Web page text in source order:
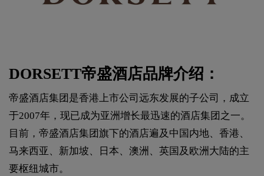
DORSETT帝盛酒店品牌介绍：
帝盛酒店集团是香港上市公司远东发展的子公司，成立
于2007年，现已成为亚洲增长最迅速的酒店集团之一。
目前，帝盛酒店集团旗下的酒店遍及中国内地、香港、
马来西亚、新加坡、日本、澳洲、英国及欧洲大陆的主
要枢纽城市。